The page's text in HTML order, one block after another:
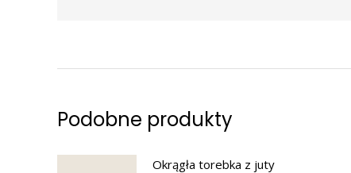
Podobne produkty
Okrągła torebka z juty